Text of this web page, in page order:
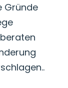
Gründe